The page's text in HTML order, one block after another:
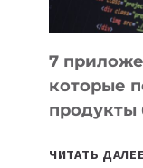
7
которые
продукты
ЧИТАТЬ ДАЛЕЕ